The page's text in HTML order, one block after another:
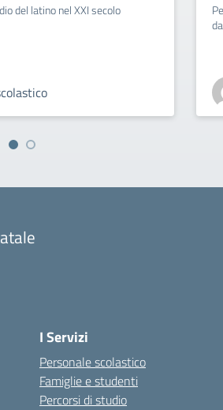
del latino nel XXI secolo
I Servizi
Personale scolastico
Famiglie e studenti
Percorsi di studio